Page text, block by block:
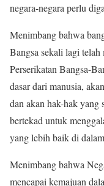
negara-negara perlu
Menimbang bahwa
Bangsa sekali lagi
Perserikatan Bangsa-
dasar dari manusia,
dan akan hak-hak yang
bertekad untuk
yang lebih baik di
Menimbang bahwa
mencapai kemajuan